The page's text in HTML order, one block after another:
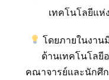
เทคโนโลยีแ
โดยภายในงาน
ด้านเทคโนโล
คณาจารย์และนักศึ